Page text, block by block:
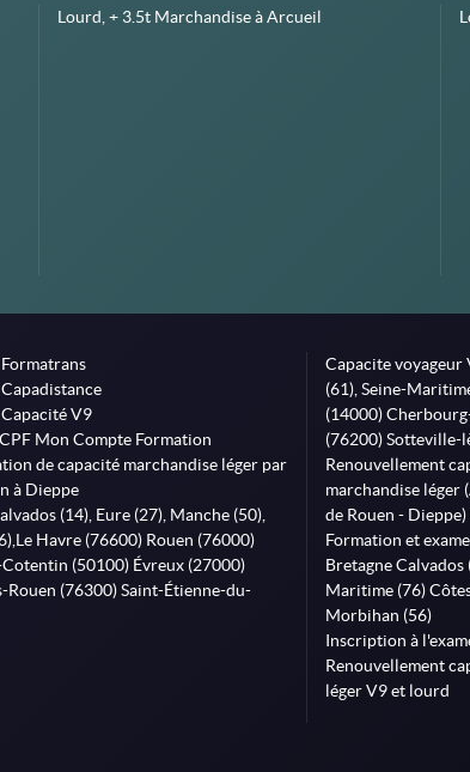
Lourd, + 3.5t Marchandise à Arcueil
V9
Mon Compte Formation
de capacité marchandise léger par
à Dieppe
(14), Eure (27), Manche (50),
Havre (76600) Rouen (76000)
(50100) Évreux (27000)
(76300) Saint-Étienne-du-
Capacite voyageur
(61), Seine-
(14000)
(76200) Sotteville-
Renouvellement
marchandise léger
de Rouen -
Formation et
Bretagne Calvados
Maritime (76)
Morbihan (56)
Inscription à
Renouvellement
léger V9 et lourd